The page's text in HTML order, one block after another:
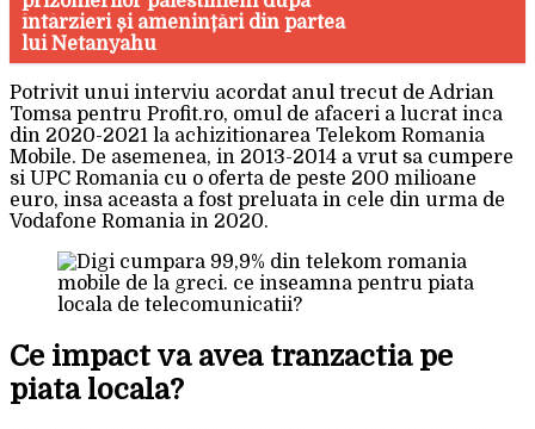
întârzieri și amenințări din partea
lui Netanyahu
Potrivit unui interviu acordat anul trecut de Adrian
Tomsa pentru Profit.ro, omul de afaceri a lucrat inca
din 2020-2021 la achizitionarea Telekom Romania
Mobile. De asemenea, in 2013-2014 a vrut sa cumpere
si UPC Romania cu o oferta de peste 200 milioane
euro, insa aceasta a fost preluata in cele din urma de
Vodafone Romania in 2020.
Ce impact va avea tranzactia pe
piata locala?